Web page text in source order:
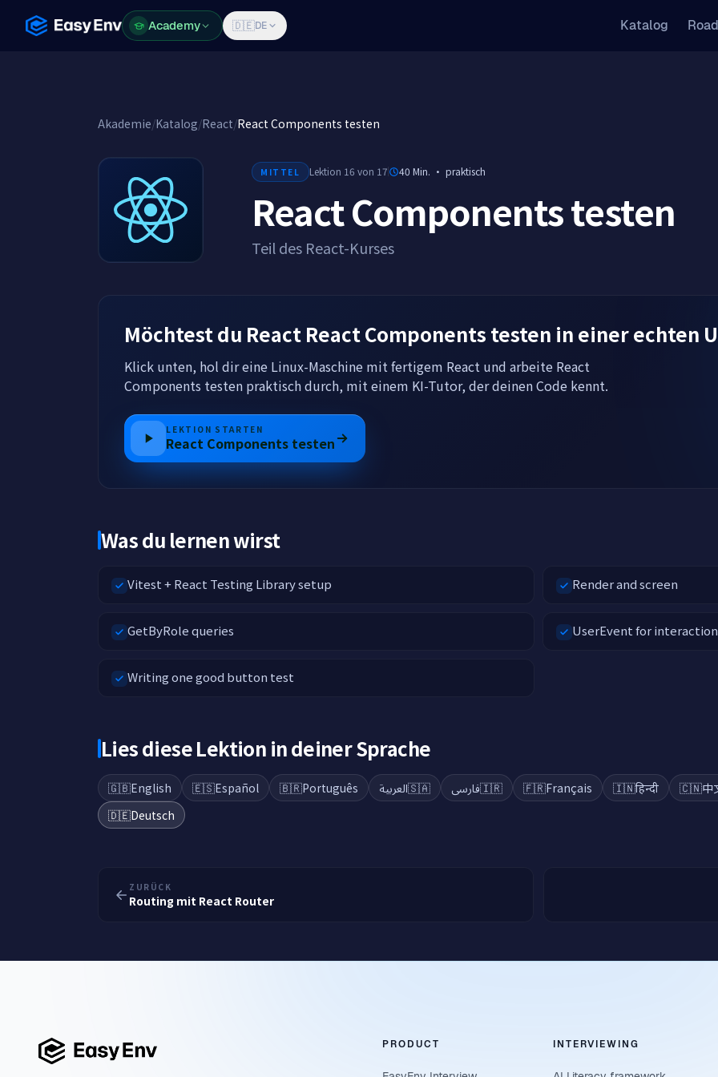
Academy
Academy 🇩🇪DE Katalog
Akademie/Katalog/React/React Components testen
MITTEL Lektion 16 von 17 40 Min. · praktisch
React Components testen
Teil des React-Kurses
Möchtest du React React Components testen in einer echten
Klick unten, hol dir eine Linux-Maschine mit fertigem React und arbeite React
Components testen praktisch durch, mit einem KI-Tutor, der deinen Code kennt.
LEKTION STARTEN
React Components testen
Was du lernen wirst
Vitest + React Testing Library setup Render and screen
GetByRole queries UserEvent for
Writing one good button test
Lies diese Lektion in deiner Sprache
🇬🇧English 🇪🇸Español 🇧🇷Português 🇸🇦العربية 🇮🇷فارسی 🇫🇷Français 🇮🇳हिन्दी 🇨🇳中
🇩🇪Deutsch
ZURÜCK
Routing mit React Router
PRODUCT INTERVIEWING